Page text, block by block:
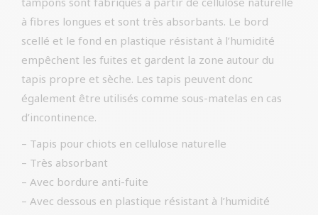
à fibres longues et sont très absorbants. Le bord
scellé et le fond en plastique résistant à l’humidité
empêchent les fuites et gardent la zone autour du
tapis propre et sèche. Les tapis peuvent donc
également être utilisés comme sous-matelas en cas
d’incontinence.
– Tapis pour chiots en cellulose naturelle
– Très absorbant
– Avec bordure anti-fuite
– Avec dessous en plastique résistant à l’humidité